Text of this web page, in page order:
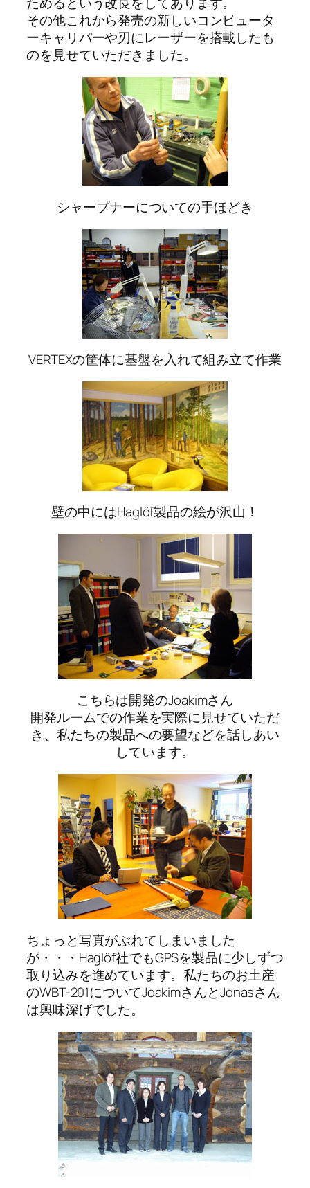
その他これから発売の新しいコンピュータ
ーキャリパーや刃にレーザーを搭載したも
のを見せていただきました。
シャープナーについての手ほどき
VERTEXの筐体に基盤を入れて組み立て作業
壁の中にはHaglöf製品の絵が沢山！
こちらは開発のJoakimさん
開発ルームでの作業を実際に見せていただ
き、私たちの製品への要望などを話しあい
しています。
ちょっと写真がぶれてしまいました
が・・・Haglöf社でもGPSを製品に少しずつ
取り込みを進めています。私たちのお土産
のWBT-201についてJoakimさんとJonasさん
は興味深げでした。